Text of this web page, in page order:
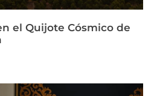
el Quijote Cósmico de